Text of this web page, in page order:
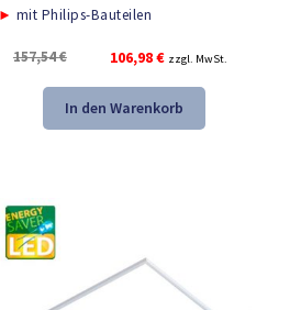
► mit Philips-Bauteilen
157,54€
Ursprünglicher
war:
157,54 €
106,98€Aktueller
ist:
106,98 €.
zzgl. MwSt.
In den Warenkorb